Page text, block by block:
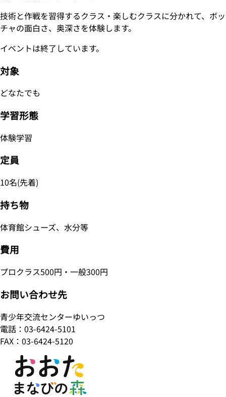
技術と作戦を習得するクラス・楽しむクラスに分かれて、ボッ
チャの面白さ、奥深さを体験します。
イベントは終了しています。
対象
どなたでも
学習形態
体験学習
定員
10名(先着)
持ち物
体育館シューズ、水分等
費用
プロクラス500円・一般300円
お問い合わせ先
青少年交流センターゆいっつ
電話：03-6424-5101
FAX：03-6424-5120